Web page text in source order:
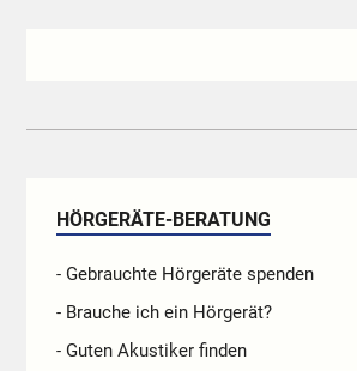
HÖRGERÄTE-BERATUNG
- Gebrauchte Hörgeräte spenden
- Brauche ich ein Hörgerät?
- Guten Akustiker finden